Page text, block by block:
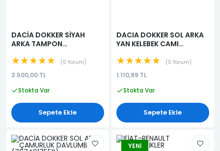
DACİA DOKKER SİYAH
ARKA TAMPON
★★★★★ 0 Yorum
3.500,00 TL
Stokta Var
Sepete Ekle
DACIA DOKKER SOL ARKA
YAN KELEBEK CAMI
★★★★★ 0 Yorum
1.110,99 TL
Stokta Var
Sepete Ekle
YENI